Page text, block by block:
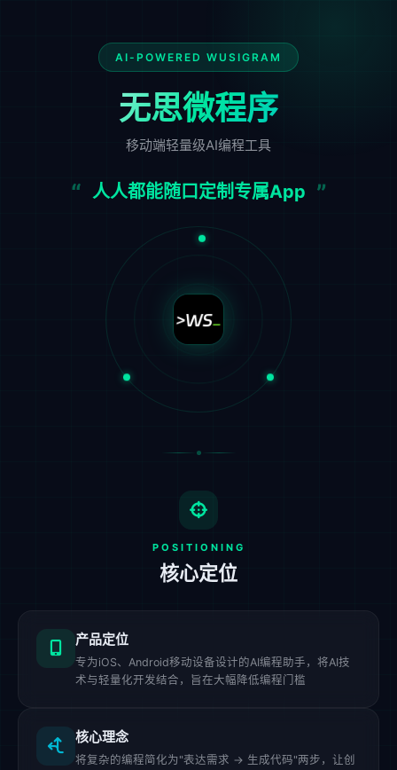
AI-POWERED WUSIGRAM
无思微程序
移动端轻量级AI编程工具
人人都能随口定制专属App
POSITIONING
核心定位
产品定位
专为iOS、Android移动设备设计的AI编程助手，将AI技
术与轻量化开发结合，旨在大幅降低编程门槛
核心理念
将复杂的编程简化为"表达需求 → 生成代码"两步，让创